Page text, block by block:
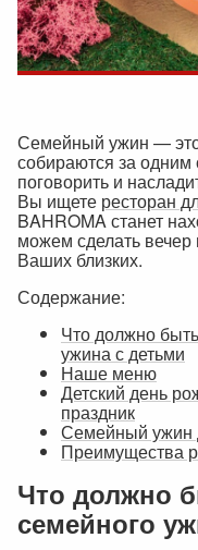
Семейный ужин —
собираются за одним
поговорить и
Вы ищете ресторан
BAHROMA станет
можем сделать
Ваших близких.
Содержание:
Что должно
ужина с детьми
Наше меню
Детский день
праздник
Семейный ужин
Преимущества
Что должно
семейного